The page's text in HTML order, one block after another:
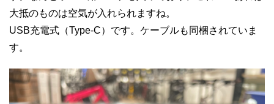
大抵のものは空気が入れられますね。
USB充電式（Type-C）です。ケーブルも同梱されていま
す。